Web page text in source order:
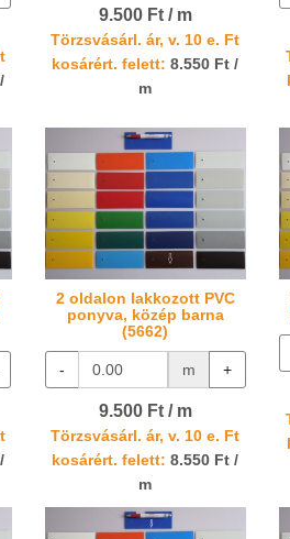
9.500 Ft / m
Törzsvásárl. ár, v. 10 e. Ft
kosárért. felett: 8.550 Ft /
m
2 oldalon lakkozott PVC
ponyva, közép barna
(5662)
- m +
9.500 Ft / m
Törzsvásárl. ár, v. 10 e. Ft
kosárért. felett: 8.550 Ft /
m